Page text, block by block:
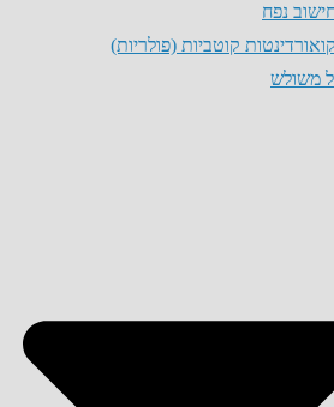
נפח
קואורדינטות קוטביות (פולריות)
משולש